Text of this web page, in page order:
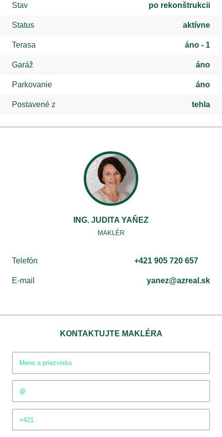
Stav po rekonštrukcii
Status aktívne
Terasa áno - 1
Garáž áno
Parkovanie áno
Postavené z tehla
ING. JUDITA YAŇEZ
MAKLÉR
Telefón +421 905 720 657
E-mail yanez@azreal.sk
KONTAKTUJTE MAKLÉRA